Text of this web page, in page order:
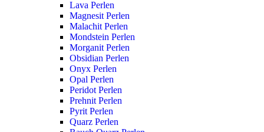
Lava Perlen
Magnesit Perlen
Malachit Perlen
Mondstein Perlen
Morganit Perlen
Obsidian Perlen
Onyx Perlen
Opal Perlen
Peridot Perlen
Prehnit Perlen
Pyrit Perlen
Quarz Perlen